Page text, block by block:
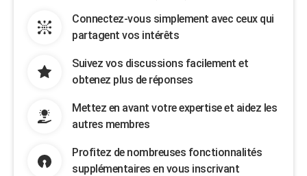
Connectez-vous simplement avec ceux qui
partagent vos intérêts
Suivez vos discussions facilement et
obtenez plus de réponses
Mettez en avant votre expertise et aidez les
autres membres
Profitez de nombreuses fonctionnalités
supplémentaires en vous inscrivant